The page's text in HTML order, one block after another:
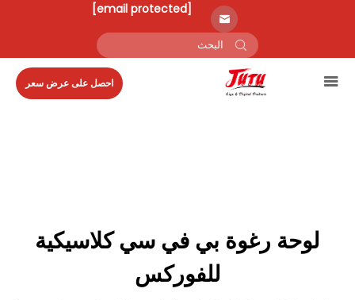
[email protected]
احصل على عرض سعر
لوحة رغوة بي في سي كلاسيكية
للفوركس